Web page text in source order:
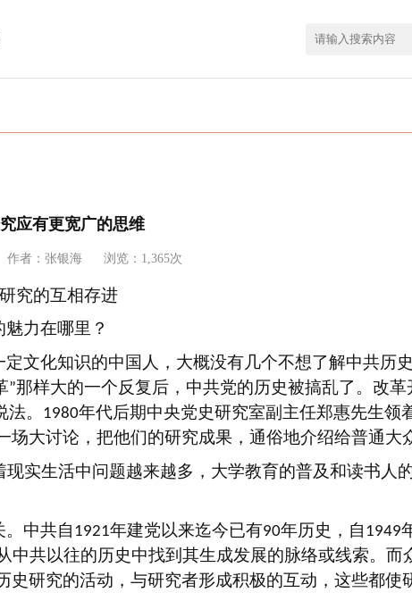
应有更宽广的思维
作者：张银海 浏览：1,365次
究的互相存进
力在哪里？
文化知识的中国人，大概没有几个不想了解中共历史
”那样大的一个反复后，中共党的历史被搞乱了。改革
。 1980年代后期中央党史研究室副主任郑惠先生领
大讨论，把他们的研究成果，通俗地介绍给普通大
实生活中问题越来越多，大学教育的普及和读书人
中共自 1921年建党以来迄今已有90年历史，自 1949
共以往的历史中找到其生成发展的脉络或线索。而
研究的活动，与研究者形成积极的互动，这些都使